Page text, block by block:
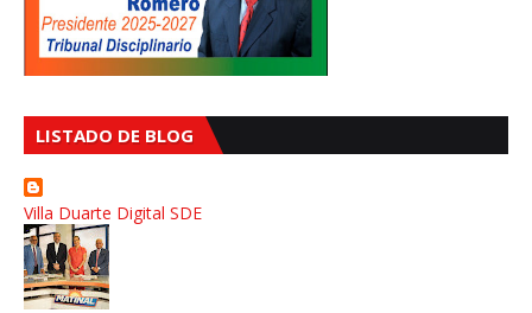
LISTADO DE BLOG
Villa Duarte Digital SDE